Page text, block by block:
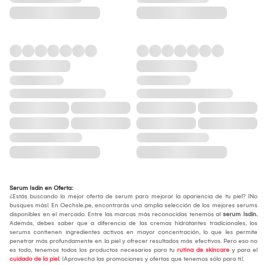
Serum Isdin en Oferta:
¿Estás buscando la mejor oferta de serum para mejorar la apariencia de tu piel? ¡No
busques más! En Oechsle.pe, encontrarás una amplia selección de los mejores serums
disponibles en el mercado. Entre las marcas más reconocidas tenemos al serum Isdin.
Además, debes saber que a diferencia de las cremas hidratantes tradicionales, los
serums contienen ingredientes activos en mayor concentración, lo que les permite
penetrar más profundamente en la piel y ofrecer resultados más efectivos. Pero eso no
es todo, tenemos todos los productos necesarios para tu rutina de skincare y para el
cuidado de la piel. ¡Aprovecha las promociones y ofertas que tenemos sólo para ti!.